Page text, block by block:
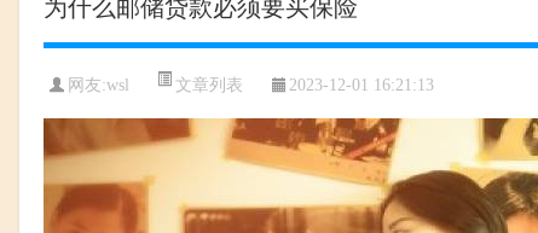
网友:wsl 文章列表 2023-12-01 16:21:13